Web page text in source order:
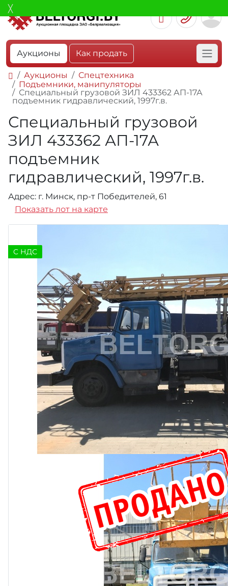
Аукционы Как продать
Аукционы
Спецтехника
Подъемники, манипуляторы
Специальный грузовой ЗИЛ 433362 АП-17А
подъемник гидравлический, 1997г.в.
Специальный грузовой
ЗИЛ 433362 АП-17А
подъемник
гидравлический, 1997г.в.
Адрес: г. Минск, пр-т Победителей, 61
Показать лот на карте
C НДС